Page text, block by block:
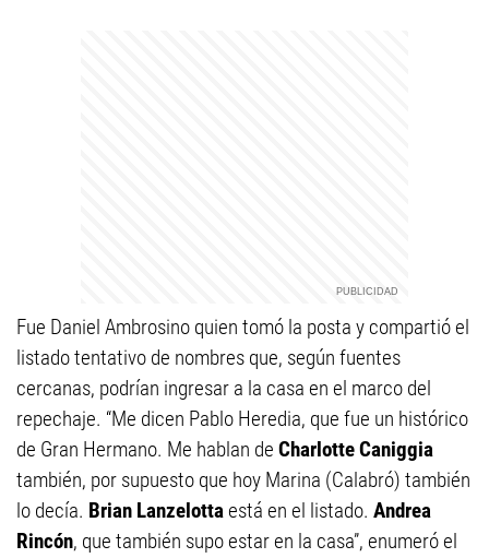
Fue Daniel Ambrosino quien tomó la posta y compartió el
listado tentativo de nombres que, según fuentes
cercanas, podrían ingresar a la casa en el marco del
repechaje. “Me dicen Pablo Heredia, que fue un histórico
de Gran Hermano. Me hablan de Charlotte Caniggia
también, por supuesto que hoy Marina (Calabró) también
lo decía. Brian Lanzelottaestá en el listado. Andrea
Rincón, que también supo estar en la casa”, enumeró el